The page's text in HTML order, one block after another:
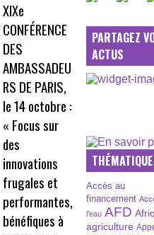
XIXe
CONFÉRENCE
DES
AMBASSADEU
RS DE PARIS,
le 14 octobre :
« Focus sur
des
innovations
frugales et
performantes,
bénéfiques à
PARTAGEZ
ACTUS
Accès au
financement
l’eau AFD
agriculture